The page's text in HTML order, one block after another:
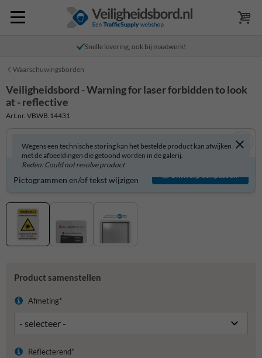
Snelle levering, ook bij maatwerk!
Waarschuwingsborden
Veiligheidsbord - Warning for laser forbidden to look
at - reflective
Art.nr. VBWB.14431
Wegens een technische storing kan het bestelde product kan afwijken
met de afbeeldingen die getoond worden in de galerij.
Reden: Could not resolve product
Veiligheidsbord zelf aanpassen?
Pictogrammen en/of tekst wijzigen
Ontwerp aanpassen
Product samenstellen
Afmeting*
Reflecterend*